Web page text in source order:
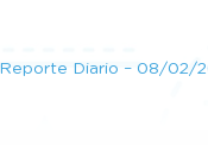
Reporte Diario – 08/02/